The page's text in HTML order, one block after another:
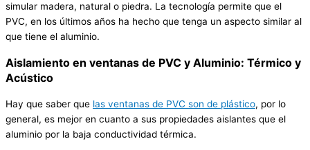
simular madera, natural o piedra. La tecnología permite que el
PVC, en los últimos años ha hecho que tenga un aspecto similar al
que tiene el aluminio.
Aislamiento en ventanas de PVC y Aluminio: Térmico y
Acústico
Hay que saber que las ventanas de PVC son de plástico, por lo
general, es mejor en cuanto a sus propiedades aislantes que el
aluminio por la baja conductividad térmica.